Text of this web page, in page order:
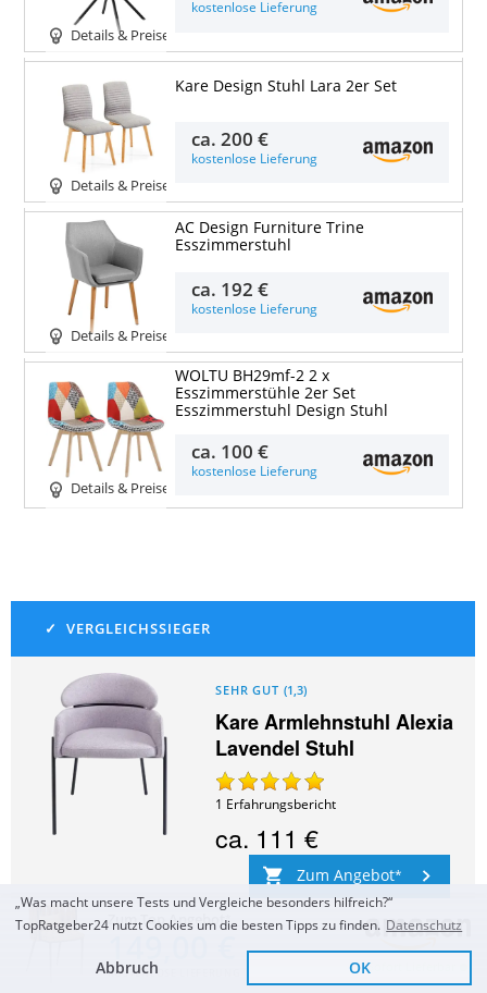
Zum Top Angebot
KOSTENLOSE LIEFERUNG Sofort Lieferbar
Details & Preise
kostenlose Lieferung
Details & Preise
Kare Design Stuhl Lara 2er Set
ca.200 €
kostenlose Lieferung
Details & Preise
AC Design Furniture Trine
Esszimmerstuhl
ca. 192 €
kostenlose Lieferung
Details & Preise
WOLTU BH29mf-2 2 x
Esszimmerstühle 2er Set
Esszimmerstuhl Design Stuhl
ca. 100 €
kostenlose Lieferung
SEHR GUT (1,3)
Kare Armlehnstuhl Alexia
Lavendel Stuhl
1 Erfahrungsbericht
ca. 111 €
Zum Angebot
„Was macht unsere Tests und Vergleiche besonders hilfreich?“
TopRatgeber24 nutzt Cookies um die besten Tipps zu finden. Datenschutz
Abbruch OK